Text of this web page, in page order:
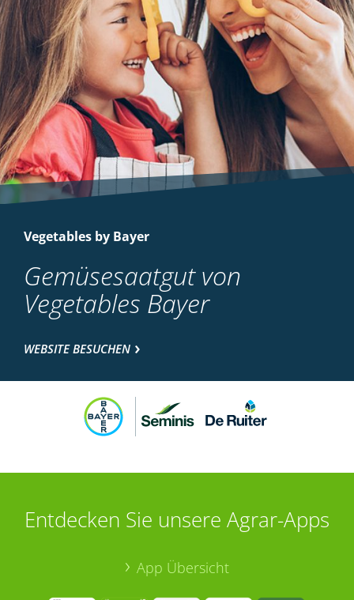
Vegetables by Bayer
Gemüsesaatgut von
Vegetables Bayer
WEBSITE BESUCHEN
Entdecken Sie unsere Agrar-Apps
App Übersicht